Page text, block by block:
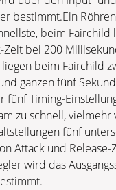
bestimmt.Ein
beim Fairchild
Zeit bei 200
beim Fairchild
ganzen fünf
fünf Timing-
zu schnell,
fünf
Attack und
wird das